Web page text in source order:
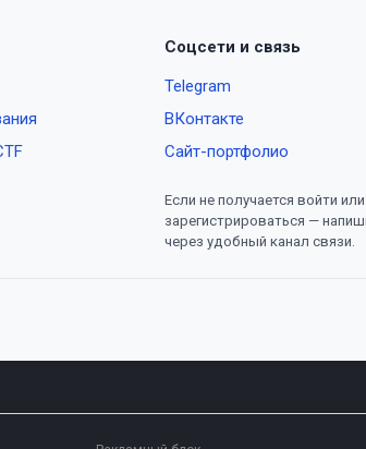
Соцсети и связь
Telegram
ВКонтакте
Сайт-портфолио
Если не получается войти или
зарегистрироваться —
через удобный канал связи.